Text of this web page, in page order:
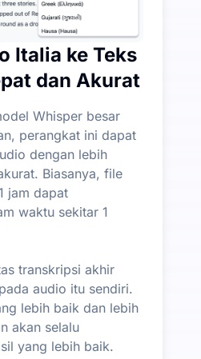
Italia ke Teks
dan Akurat
Whisper besar
perangkat ini dapat
dengan lebih
Biasanya, file
jam dapat
waktu sekitar 1
transkripsi akhir
audio itu sendiri.
lebih baik dan lebih
akan selalu
yang lebih baik.